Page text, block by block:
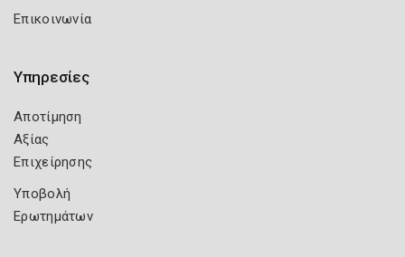
Επικοινωνία
Υπηρεσίες
Αποτίμηση
Αξίας
Επιχείρησης
Υποβολή
Ερωτημάτων